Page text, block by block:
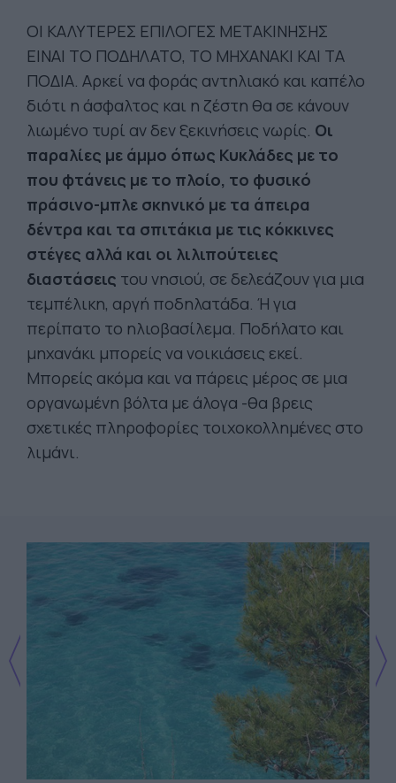
ΟΙ ΚΑΛΥΤΕΡΕΣ ΕΠΙΛΟΓΕΣ ΜΕΤΑΚΙΝΗΣΗΣ
ΕΙΝΑΙ ΤΟ ΠΟΔΗΛΑΤΟ, ΤΟ ΜΗΧΑΝΑΚΙ ΚΑΙ ΤΑ
ΠΟΔΙΑ. Αρκεί να φοράς αντηλιακό και καπέλο
διότι η άσφαλτος και η ζέστη θα σε κάνουν
λιωμένο τυρί αν δεν ξεκινήσεις νωρίς. Οι
παραλίες με άμμο όπως Κυκλάδες με το
που φτάνεις με το πλοίο, το φυσικό
πράσινο-μπλε σκηνικό με τα άπειρα
δέντρα και τα σπιτάκια με τις κόκκινες
στέγες αλλά και οι λιλιπούτειες
διαστάσεις του νησιού, σε δελεάζουν για μια
τεμπέλικη, αργή ποδηλατάδα. Ή για
περίπατο το ηλιοβασίλεμα. Ποδήλατο και
μηχανάκι μπορείς να νοικιάσεις εκεί.
Μπορείς ακόμα και να πάρεις μέρος σε μια
οργανωμένη βόλτα με άλογα -θα βρεις
σχετικές πληροφορίες τοιχοκολλημένες στο
λιμάνι.